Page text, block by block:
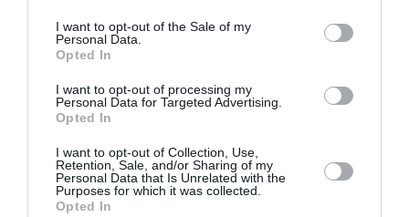
I want to opt-out of the Sale of my
Personal Data.
Opted In
I want to opt-out of processing my
Personal Data for Targeted Advertising.
Opted In
I want to opt-out of Collection, Use,
Retention, Sale, and/or Sharing of my
Personal Data that Is Unrelated with the
Purposes for which it was collected.
Opted In
disponible en soute (30 + 5kg avec la carte de
fidélité) plutôt que ASL moins cher à premier abord
mais avec les bagages c’est plus cher
Pour finir Air Algérie commence à expérimenter sur
le Charleroi-Alger un tarif sans bagages moins cher
donc l’écart des prix va se réduire encore plus
Personnellement par contre j’aurai préféré qu’on
donne les droits de trafic à Transavia ou Vueling
plutôt qu’à ASL qui possède aucun avantage et des